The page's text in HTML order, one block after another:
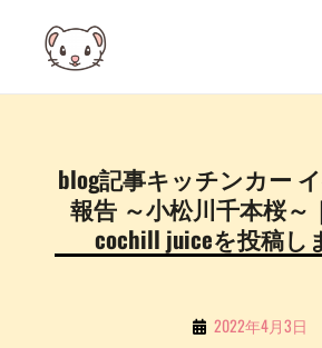
content
blog記事キッチンカー
報告 ～小松川千本桜
cochill juiceを投稿し
By 2022年4月3日
投
稿
ビ